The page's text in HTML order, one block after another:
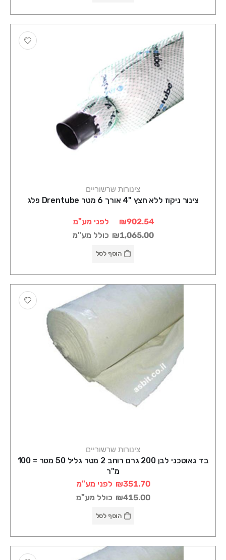
צינורות שרשוריים
צינור ניקוז ללא חצץ "4 אורך 6 מטר Drentube פלג
₪902.54
לפני מע"מ
₪1,065.00 כולל מע"מ
הוסף לסל
צינורות שרשוריים
בד גאוטכני לבן 200 גרם רוחב 2 מטר גליל 50 מטר = 100
מ"ר
₪351.70 לפני מע"מ
₪415.00 כולל מע"מ
הוסף לסל